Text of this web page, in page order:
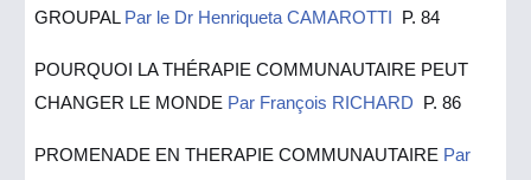
GROUPAL Par le Dr Henriqueta CAMAROTTI P. 84
POURQUOI LA THÉRAPIE COMMUNAUTAIRE PEUT
CHANGER LE MONDE Par François RICHARD P. 86
PROMENADE EN THERAPIE COMMUNAUTAIRE Par